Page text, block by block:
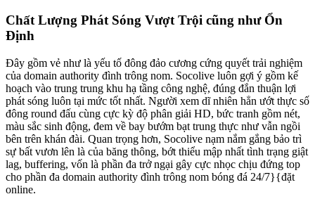
Chất Lượng Phát Sóng Vượt Trội cũng như Ổn
Định
Đây gồm vẻ như là yếu tố đông đảo cương cứng quyết trải nghiệm
của domain authority đình trông nom. Socolive luôn gợi ý gồm kế
hoạch vào trung trung khu hạ tầng công nghệ, đúng đắn thuận lợi
phát sóng luôn tại mức tốt nhất. Người xem dĩ nhiên hẳn ướt thực số
đông round đấu cùng cực kỳ độ phân giải HD, bức tranh gồm nét,
màu sắc sinh động, đem về bay bướm bạt trung thực như vẫn ngồi
bên trên khán đài. Quan trọng hơn, Socolive nạm nắm gắng bảo trì
sự bất vươn lên là của băng thông, bớt thiểu mập nhất tình trạng giật
lag, buffering, vốn là phần đa trở ngại gây cực nhọc chịu đứng top
cho phần đa domain authority đình trông nom bóng đá 24/7}{đặt
online.